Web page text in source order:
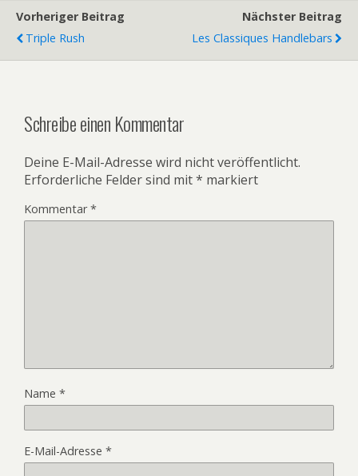
Vorheriger Beitrag
Triple Rush
Nächster Beitrag
Les Classiques Handlebars
Schreibe einen Kommentar
Deine E-Mail-Adresse wird nicht veröffentlicht.
Erforderliche Felder sind mit* markiert
Kommentar*
Name *
E-Mail-Adresse *